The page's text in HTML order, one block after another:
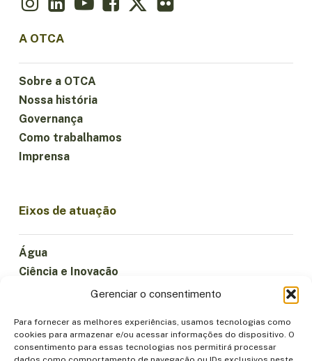
Gerenciar o consentimento
Para fornecer as melhores experiências, usamos tecnologias como
cookies para armazenar e/ou acessar informações do dispositivo. O
consentimento para essas tecnologias nos permitirá processar
A OTCA
Sobre a OTCA
Nossa história
Governança
Como trabalhamos
Imprensa
Eixos de atuação
Água
Ciência e Inovação
Florestas e Biodiversidade
Institucionalidade